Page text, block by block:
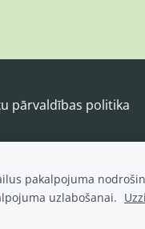
pārvaldības politika
pakalpojuma
uzlabošanai.